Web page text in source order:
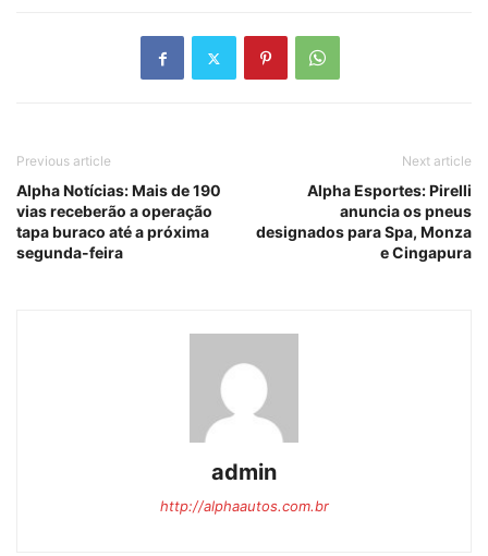
Previous article
Alpha Notícias: Mais de 190
vias receberão a operação
tapa buraco até a próxima
segunda-feira
Next article
Alpha Esportes: Pirelli
anuncia os pneus
designados para Spa, Monza
e Cingapura
admin
http://alphaautos.com.br